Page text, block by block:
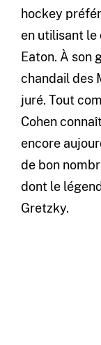
hockey
en utilisant
Eaton. À son
chandail des
juré. Tout
Cohen
encore
de bon
dont le
Gretzky.